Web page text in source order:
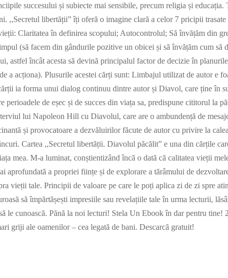
succesului și subiecte mai sensibile, precum religia și educația.
,,Secretul libertății” îți oferă o imagine clară a celor 7 pricipii
Claritatea în definirea scopului; Autocontrolul; Să învățăm din
(să facem din gândurile pozitive un obicei și să învățăm cum să
astfel încât acesta să devină principalul factor de decizie în
a acționa). Plusurile acestei cărți sunt: Limbajul utilizat de autor e
ia forma unui dialog continuu dintre autor și Diavol, care ține în
de eșec și de succes din viața sa, predispune cititorul la
lui Napoleon Hill cu Diavolul, care are o ambundență de
și provocatoare a dezvăluirilor făcute de autor cu privire la
Cartea ,,Secretul libertății. Diavolul păcălit” e una din cărțile
mea. M-a luminat, conștientizând încă o dată că calitatea vieții
aprofundată a propriei ființe și de explorare a tărâmului de
vieții tale. Principii de valoare pe care le poți aplica zi de zi spre
să împărtășești impresiile sau revelațiile tale în urma lecturii,
le cunoască. Pănă la noi lecturi! Stela Un Ebook în dar pentru tine!
griji ale oamenilor – cea legată de bani. Descarcă gratuit!